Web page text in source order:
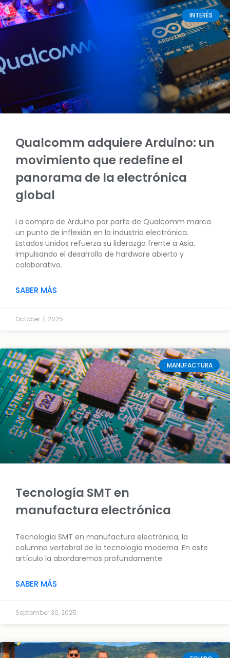
INTERÉS
Qualcomm adquiere Arduino: un
movimiento que redefine el
panorama de la electrónica
global
La compra de Arduino por parte de Qualcomm marca
un punto de inflexión en la industria electrónica.
Estados Unidos refuerza su liderazgo frente a Asia,
impulsando el desarrollo de hardware abierto y
colaborativo.
SABER MÁS
October 7, 2025
MANUFACTURA
Tecnología SMT en
manufactura electrónica
Tecnología SMT en manufactura electrónica, la
columna vertebral de la tecnología moderna. En este
artículo la abordaremos profundamente.
SABER MÁS
September 30, 2025